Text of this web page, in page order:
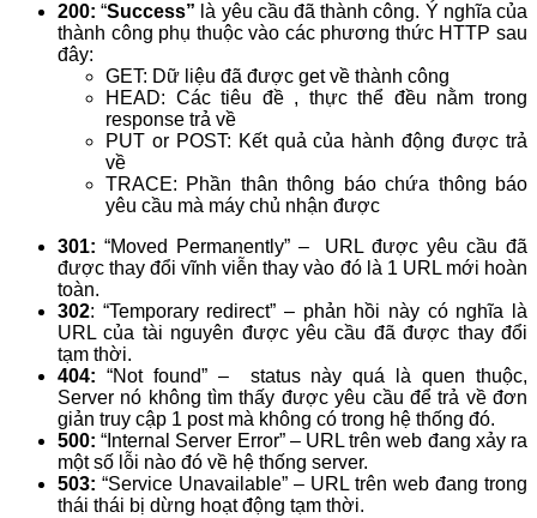
200:“Success” là yêu cầu đã thành công. Ý nghĩa của
thành công phụ thuộc vào các phương thức HTTP sau
đây:
GET: Dữ liệu đã được get về thành công
HEAD: Các tiêu đề , thực thể đều nằm trong
response trả về
PUT or POST: Kết quả của hành động được trả
về
TRACE: Phần thân thông báo chứa thông báo
yêu cầu mà máy chủ nhận được
301: “Moved Permanently” – URL được yêu cầu đã
được thay đổi vĩnh viễn thay vào đó là 1 URL mới hoàn
toàn.
302: “Temporary redirect” – phản hồi này có nghĩa là
URL của tài nguyên được yêu cầu đã được thay đổi
tạm thời.
404: “Not found” – status này quá là quen thuộc,
Server nó không tìm thấy được yêu cầu để trả về đơn
giản truy cập 1 post mà không có trong hệ thống đó.
500: “Internal Server Error” – URL trên web đang xảy ra
một số lỗi nào đó về hệ thống server.
503: “Service Unavailable” – URL trên web đang trong
thái thái bị dừng hoạt động tạm thời.